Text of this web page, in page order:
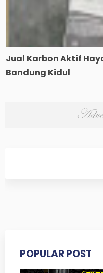
Jual Karbon Aktif
Bandung Kidul
POPULAR POST